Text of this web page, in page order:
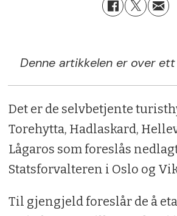
Denne artikkelen er over
Det er de selvbetjente
Torehytta, Hadlaskard,
Lågaros som foreslås
Statsforvalteren i Oslo og
Til gjengjeld foreslår de å